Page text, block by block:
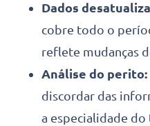
Dados
cobre todo o
reflete mudanças
Análise do perito:
discordar das
a especialidade do